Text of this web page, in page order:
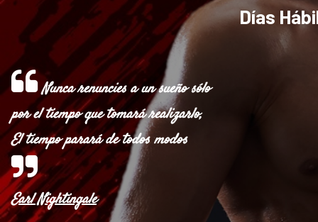
Días
Nunca renuncies a un sueño sólo
por el tiempo que tomará realizarlo,
El tiempo parará de todos modos
Earl Nightingale